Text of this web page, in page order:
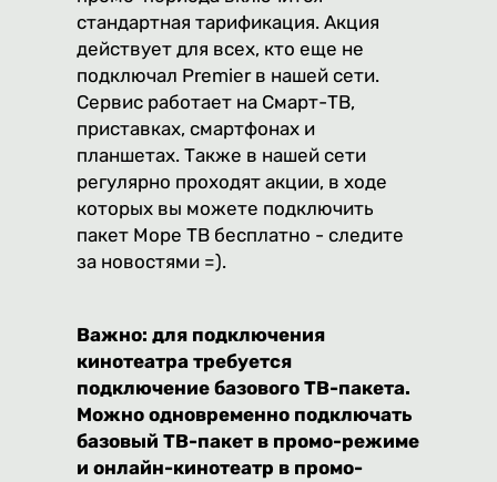
стандартная тарификация. Акция
действует для всех, кто еще не
подключал Premier в нашей сети.
Сервис работает на Смарт-ТВ,
приставках, смартфонах и
планшетах. Также в нашей сети
регулярно проходят акции, в ходе
которых вы можете подключить
пакет Море ТВ бесплатно - следите
за новостями =).
Важно: для подключения
кинотеатра требуется
подключение базового ТВ-пакета.
Можно одновременно подключать
базовый ТВ-пакет в промо-режиме
и онлайн-кинотеатр в промо-